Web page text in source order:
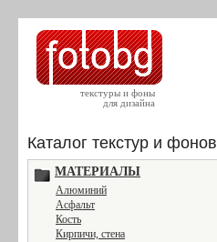
текстуры и фоны
для дизайна
Каталог текстур и фонов
МАТЕРИАЛЫ
Алюминий
Асфальт
Кость
Кирпичи, стена